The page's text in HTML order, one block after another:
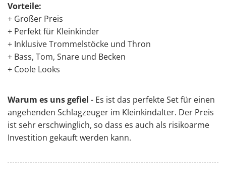
Vorteile:
+ Großer Preis
+ Perfekt für Kleinkinder
+ Inklusive Trommelstöcke und Thron
+ Bass, Tom, Snare und Becken
+ Coole Looks
Warum es uns gefiel - Es ist das perfekte Set für einen
angehenden Schlagzeuger im Kleinkindalter. Der Preis
ist sehr erschwinglich, so dass es auch als risikoarme
Investition gekauft werden kann.